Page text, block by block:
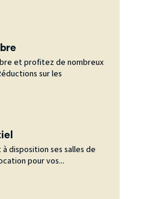
et profitez de nombreux
sur les
disposition ses salles de
pour vos...